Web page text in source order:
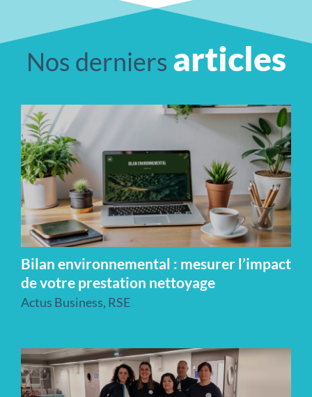
Nos derniers articles
Bilan environnemental : mesurer l’impact
de votre prestation nettoyage
Actus Business, RSE